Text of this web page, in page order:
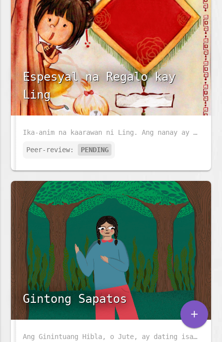
Espesyal na Regalo kay
Ling
Ika-anim na kaarawan ni Ling. Ang nanay ay naghahanda ng pansit at ang tatay ay nagsasabit ng mga parol. Ngunit mayroon pa bang mas espesyal na nag-iintay para kay Ling.
Peer-review: PENDING
Gintong Sapatos
Ang Ginintuang Hibla, o Jute, ay dating isa sa pinakamalaking industriya sa Bangladesh, ngunit unti-unting nawawala. Maraming gamit ang jute at napakababa ng carbon footprint. Ang kuwentong ito ay tungkol sa isang kahanga-hangang pares ng sapatos na jute, na may kakaibang lakas.
add